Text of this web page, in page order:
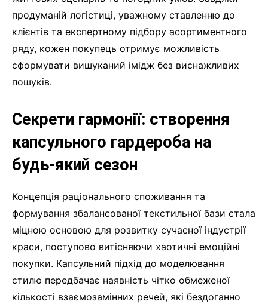
продуманій логістиці, уважному ставленню до
клієнтів та експертному підбору асортиментного
ряду, кожен покупець отримує можливість
сформувати вишуканий імідж без виснажливих
пошуків.
Секрети гармонії: створення
капсульного гардероба на
будь-який сезон
Концепція раціонального споживання та
формування збалансованої текстильної бази стала
міцною основою для розвитку сучасної індустрії
краси, поступово витісняючи хаотичні емоційні
покупки. Капсульний підхід до моделювання
стилю передбачає наявність чітко обмеженої
кількості взаємозамінних речей, які бездоганно